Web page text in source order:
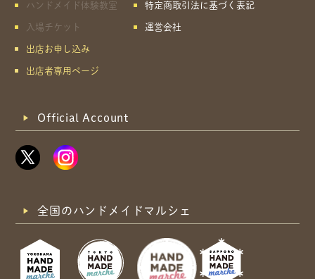
ハンドメイド体験教室
入場チケット
出店お申し込み
出店者専用ページ
特定商取引法に基づく表記
運営会社
Official Account
全国のハンドメイドマルシェ